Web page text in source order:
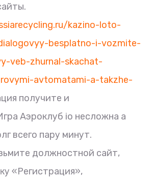
kazino-loto-
besplatno-i-vozmite-
veb-zhurnal-skachat-
avtomatami-a-takzhe-
получите и
Аэроклуб io несложна а
всего пару минут.
должностной сайт,
«Регистрация»,